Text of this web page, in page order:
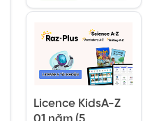
Licence KidsA-Z